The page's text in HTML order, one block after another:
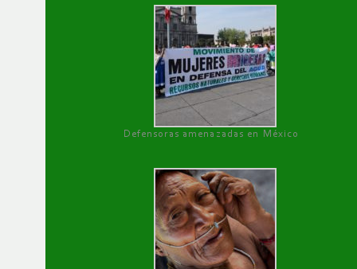
Defensoras amenazadas en México